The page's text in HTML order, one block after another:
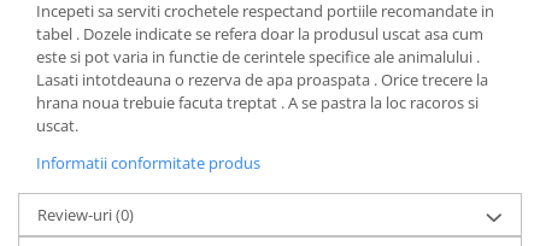
Incepeti sa serviti crochetele respectand portiile recomandate in
tabel . Dozele indicate se refera doar la produsul uscat asa cum
este si pot varia in functie de cerintele specifice ale animalului .
Lasati intotdeauna o rezerva de apa proaspata . Orice trecere la
hrana noua trebuie facuta treptat . A se pastra la loc racoros si
uscat.
Informatii conformitate produs
Review-uri(0)